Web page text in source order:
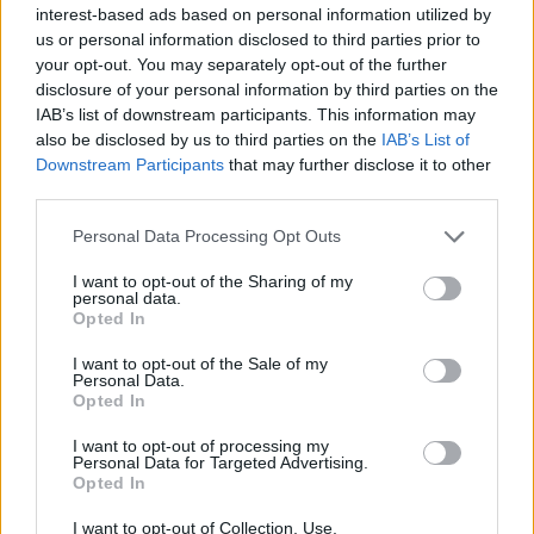
interest-based ads based on personal information utilized by
us or personal information disclosed to third parties prior to
your opt-out. You may separately opt-out of the further
disclosure of your personal information by third parties on the
IAB’s list of downstream participants. This information may
also be disclosed by us to third parties on the IAB’s List of
Downstream Participants that may further disclose it to other
Personal Data Processing Opt Outs
I want to opt-out of the Sharing of my
personal data.
Opted In
I want to opt-out of the Sale of my
Personal Data.
Opted In
I want to opt-out of processing my
Personal Data for Targeted Advertising.
Opted In
I want to opt-out of Collection, Use,